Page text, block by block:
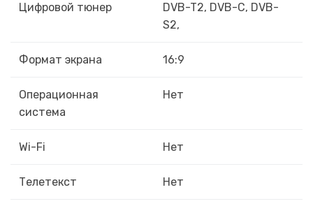
Цифровой тюнер
DVB-T2, DVB-C, DVB-
S2,
Формат экрана 16:9
Операционная
система
Нет
Wi-Fi Нет
Телетекст Нет